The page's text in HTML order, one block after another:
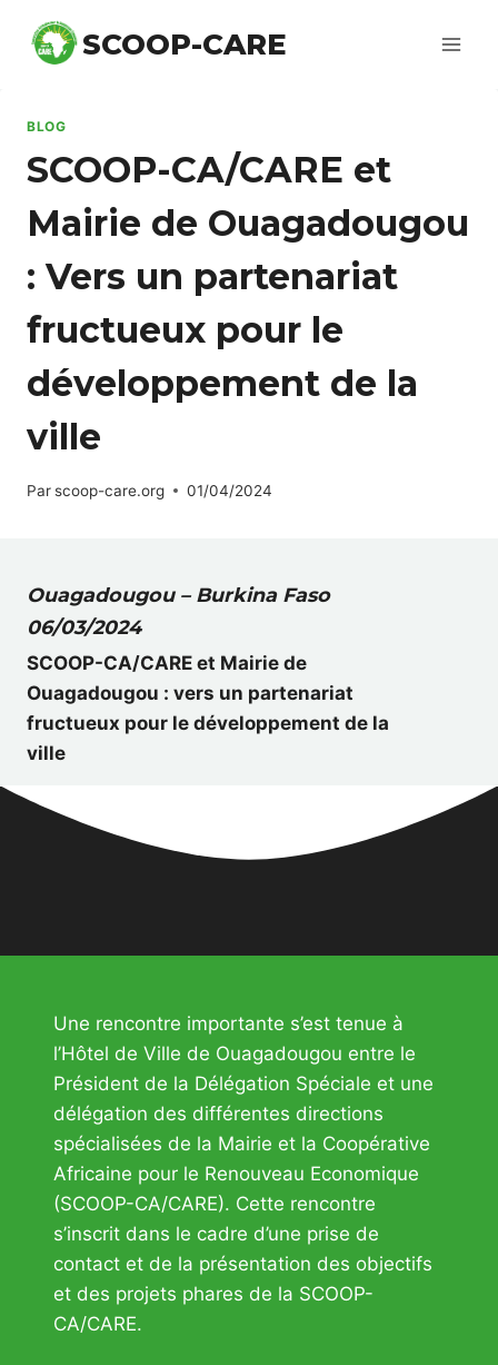
SCOOP-CARE
BLOG
SCOOP-CA/CARE et
Mairie de Ouagadougou
: Vers un partenariat
fructueux pour le
développement de la
ville
Parscoop-care.org 01/04/2024
Ouagadougou – Burkina Faso
06/03/2024
SCOOP-CA/CARE et Mairie de
Ouagadougou : vers un partenariat
fructueux pour le développement de la
ville
Une rencontre importante s’est tenue à
l’Hôtel de Ville de Ouagadougou entre le
Président de la Délégation Spéciale et une
délégation des différentes directions
spécialisées de la Mairie et la Coopérative
Africaine pour le Renouveau Economique
(SCOOP-CA/CARE). Cette rencontre
s’inscrit dans le cadre d’une prise de
contact et de la présentation des objectifs
et des projets phares de la SCOOP-
CA/CARE.